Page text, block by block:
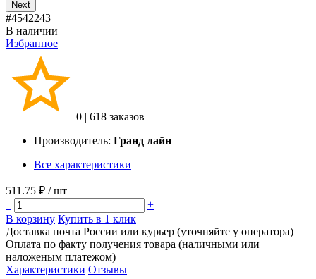
Next
#4542243
В наличии
Избранное
0 | 618 заказов
Производитель: Гранд лайн
Все характеристики
511.75 ₽ / шт
–
+
В корзину Купить в 1 клик
Доставка почта России или курьер (уточняйте у оператора)
Оплата по факту получения товара (наличными или
наложеным платежом)
Характеристики Отзывы